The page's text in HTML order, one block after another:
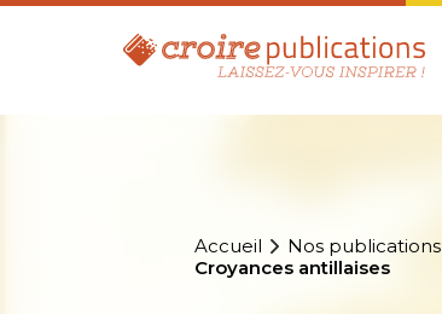
Accueil Nos publications
Croyances antillaises